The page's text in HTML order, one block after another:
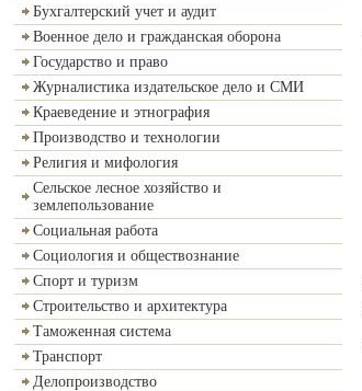
Бухгалтерский учет и аудит
Военное дело и гражданская оборона
Государство и право
Журналистика издательское дело и СМИ
Краеведение и этнография
Производство и технологии
Религия и мифология
Сельское лесное хозяйство и
землепользование
Социальная работа
Социология и обществознание
Спорт и туризм
Строительство и архитектура
Таможенная система
Транспорт
Делопроизводство